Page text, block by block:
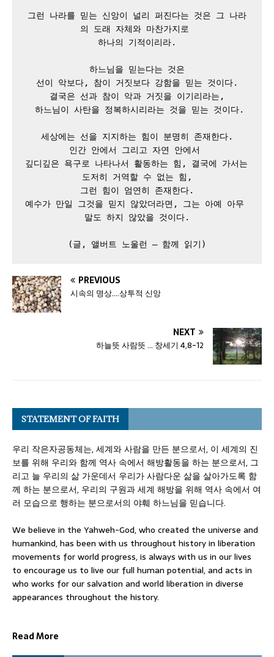
그런 나라를 믿는 신앙이 널리 퍼진다는 것은 그 나라
의 도래 자체와 마찬가지로
하나의 기적이리라.
하느님을 믿는다는 것은
선이 악보다, 참이 거짓보다 강함을 믿는 것이다.
결국은 선과 참이 악과 거짓을 이기리라는,
세상에는 선을 지지하는 힘이 분명히 존재한다.
인간 안에서 그리고 자연 안에서
깊디깊은 욕구로 나타나서 활동하는 힘, 결국에 가서는
도저히 거역할 수 없는 힘,
그런 힘이 엄연히 존재한다.
예수가 만일 그것을 믿지 않았더라면, 그는 아예 아무
말도 하지 않았을 것이다.
(글, 앨버트 노울런 – 함께 읽기)
PREVIOUS
시속의 명상….상투적 신앙
NEXT
하늘뜻 사람뜻 … 창세기 4,8-12
STATEMENT OF FAITH
우리 작은자공동체는, 세계와 사람을 만든 분으로서, 이 세계의 진
보를 위해 우리와 함께 역사 속에서 해방활동을 하는 분으로서, 그
리고 늘 우리의 삶 가운데서 우리가 사람다운 삶을 살아가도록 함
께 하는 분으로서, 우리의 구원과 세계 해방을 위해 역사 속에서 여
러 모습으로 행하는 분으로서의 야훼 하느님을 믿습니다.
We believe in the Yahweh-God, who created the universe and
humankind, has been with us throughout history in liberation
movements for world progress, is always with us in our lives
to encourage us to live our full human potential, and acts in
who works for our salvation and world liberation in diverse
appearances throughout the history.
Read More